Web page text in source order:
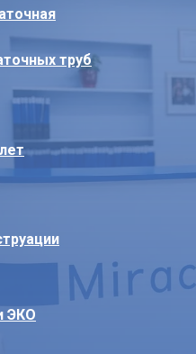
труб
ЭКО